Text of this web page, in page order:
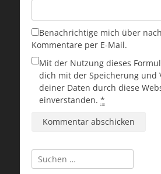
Benachrichtige mich über
Kommentare per E-Mail.
Mit der Nutzung dieses
dich mit der Speicherung und
deiner Daten durch diese
einverstanden. *
Suchen
nach: